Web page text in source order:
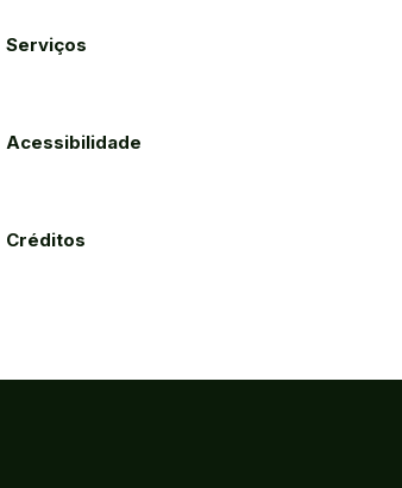
Serviços
Acessibilidade
Créditos